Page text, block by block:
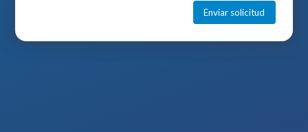
Enviar solicitud